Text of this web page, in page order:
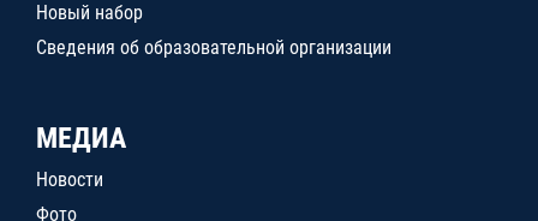
Новый набор
Сведения об образовательной организации
МЕДИА
Новости
Фото